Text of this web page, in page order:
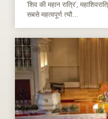
‘शिव की महान रात्रि’,
सबसे महत्वपूर्ण त्यौ...